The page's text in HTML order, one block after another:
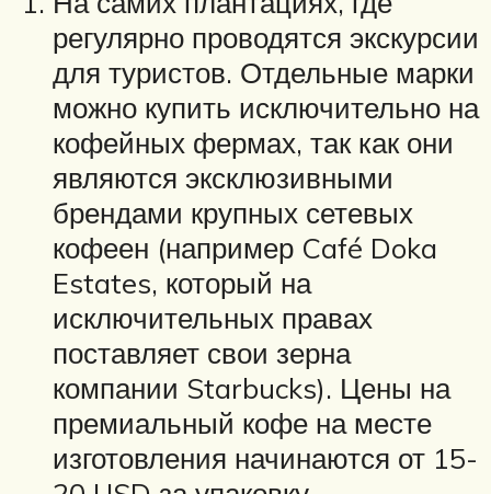
регулярно проводятся экскурсии
для туристов. Отдельные марки
можно купить исключительно на
кофейных фермах, так как они
являются эксклюзивными
брендами крупных сетевых
кофеен (например Café Doka
Estates, который на
исключительных правах
поставляет свои зерна
компании Starbucks). Цены на
премиальный кофе на месте
изготовления начинаются от 15-